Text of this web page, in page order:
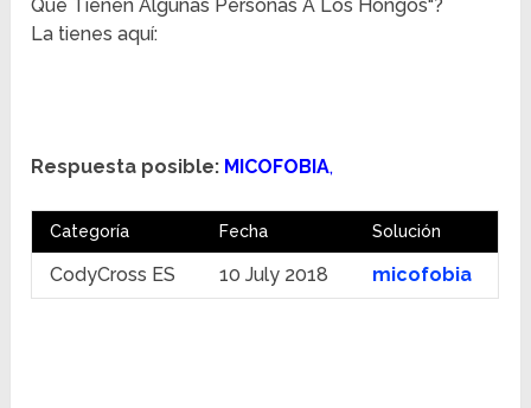
Que Tienen Algunas Personas A Los Hongos"?
La tienes aquí:
Respuesta posible: MICOFOBIA,
Categoría Fecha Solución
CodyCross ES 10 July 2018 micofobia